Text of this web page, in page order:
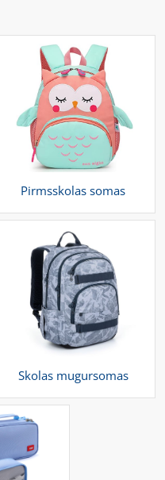
Pirmsskolas somas
Skolas mugursomas